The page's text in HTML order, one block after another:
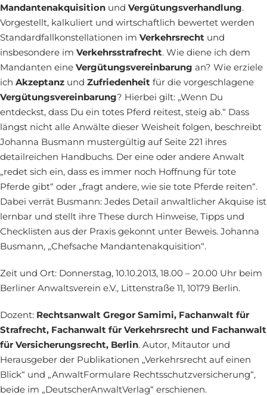
Mandantenakquisition und Vergütungsverhandlung.
Vorgestellt, kalkuliert und wirtschaftlich bewertet werden
Standardfallkonstellationen im Verkehrsrecht und
insbesondere im Verkehrsstrafrecht. Wie diene ich dem
Mandanten eine Vergütungsvereinbarung an? Wie erziele
ich Akzeptanz und Zufriedenheit für die vorgeschlagene
Vergütungsvereinbarung? Hierbei gilt: „Wenn Du
entdeckst, dass Du ein totes Pferd reitest, steig ab.“ Dass
längst nicht alle Anwälte dieser Weisheit folgen, beschreibt
Johanna Busmann mustergültig auf Seite 221 ihres
detailreichen Handbuchs. Der eine oder andere Anwalt
„redet sich ein, dass es immer noch Hoffnung für tote
Pferde gibt“ oder „fragt andere, wie sie tote Pferde reiten“.
Dabei verrät Busmann: Jedes Detail anwaltlicher Akquise ist
lernbar und stellt ihre These durch Hinweise, Tipps und
Checklisten aus der Praxis gekonnt unter Beweis. Johanna
Busmann, „Chefsache Mandantenakquisition“.
Zeit und Ort: Donnerstag, 10.10.2013, 18.00 – 20.00 Uhr beim
Berliner Anwaltsverein e.V., Littenstraße 11, 10179 Berlin.
Dozent: Rechtsanwalt Gregor Samimi, Fachanwalt für
Strafrecht, Fachanwalt für Verkehrsrecht und Fachanwalt
für Versicherungsrecht, Berlin. Autor, Mitautor und
Herausgeber der Publikationen „Verkehrsrecht auf einen
Blick“ und „AnwaltFormulare Rechtsschutzversicherung“,
beide im „DeutscherAnwaltVerlag“ erschienen.